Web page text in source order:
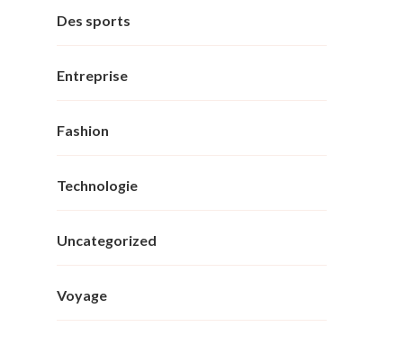
Des sports
Entreprise
Fashion
Technologie
Uncategorized
Voyage